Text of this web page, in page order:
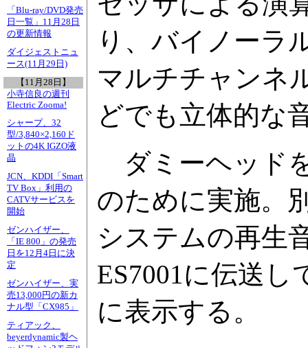
「Blu-ray/DVD発売
日一覧」11月28日
の更新情報
ダイジェストニュ
ース(11月29日)
【11月28日】
小寺信良の週刊
Electric Zooma!
シャープ、32
型/3,840×2,160ド
ットの4K IGZO液
晶
JCN、KDDI「Smart
TV Box」利用の
CATVサービスを
開始
ゼンハイザー、
「IE 800」の発売
日を12月4日に決
定
ゼンハイザー、実
売13,000円の新カ
ナル型「CX985」
ティアック、
beyerdynamic製ヘ
り、バイノーラ
マルチチャンネ
どでも立体的な
ダミーヘッド
のために実施。
システムの再生
ES7001に伝送
に表示する。